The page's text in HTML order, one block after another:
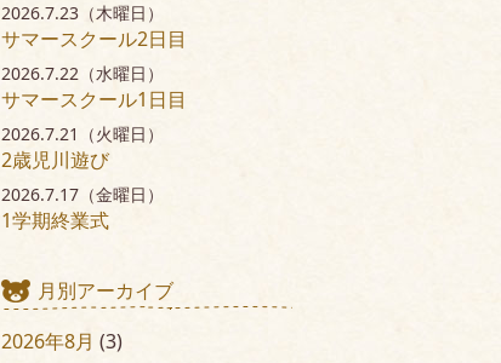
2026.7.23（木曜日）
サマースクール2日目
2026.7.22（水曜日）
サマースクール1日目
2026.7.21（火曜日）
2歳児川遊び
2026.7.17（金曜日）
1学期終業式
月別アーカイブ
2026年8月 (3)